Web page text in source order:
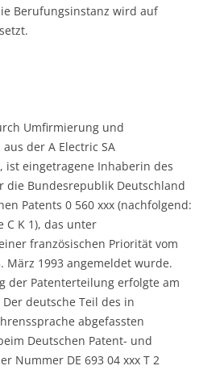
Berufungsinstanz wird auf
Umfirmierung und
der A Electric SA
ist eingetragene Inhaberin des
die Bundesrepublik Deutschland
Patents 0 560 xxx (nachfolgend:
C K 1), das unter
französischen Priorität vom
März 1993 angemeldet wurde.
der Patenterteilung erfolgte am
deutsche Teil des in
abgefassten
Deutschen Patent- und
Nummer DE 693 04 xxx T 2